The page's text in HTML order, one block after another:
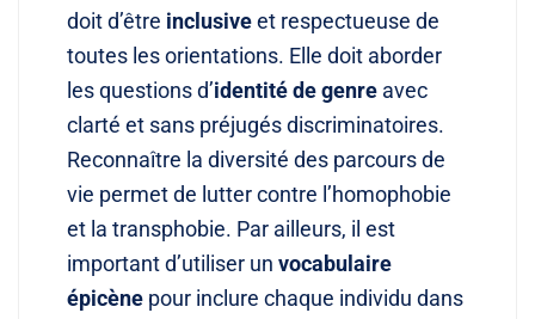
doit d’être inclusiveet respectueuse de
toutes les orientations. Elle doit aborder
les questions d’identité de genre avec
clarté et sans préjugés discriminatoires.
Reconnaître la diversité des parcours de
vie permet de lutter contre l’homophobie
et la transphobie. Par ailleurs, il est
important d’utiliser un vocabulaire
épicène pour inclure chaque individu dans